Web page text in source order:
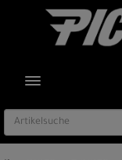
TOGGLE NAVIGATION